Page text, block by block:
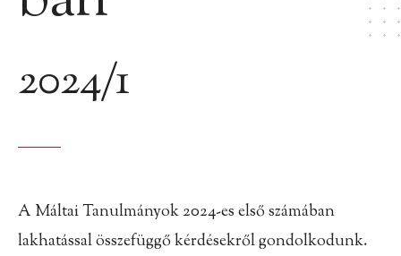
2024/1
A Máltai Tanulmányok 2024-es első számában
lakhatással összefüggő kérdésekről gondolkodunk.